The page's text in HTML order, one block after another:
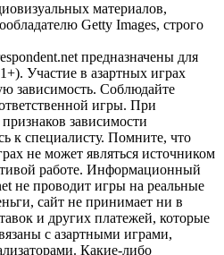
материалов,
Getty Images, строго
предназначены для
Участие в азартных играх
зависимость. Соблюдайте
игры. При
зависимости
к специалисту. Помните, что
не может являться источником
работе. Информационный
не проводит игры на реальные
сайт не принимает ни в
и других платежей, которые
с азартными играми,
Какие-либо